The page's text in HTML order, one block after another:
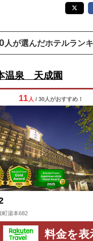
人が選んだホテルラン
温泉 天成園
11 人 / 30人がおすすめ！
町湯本682
料金を表